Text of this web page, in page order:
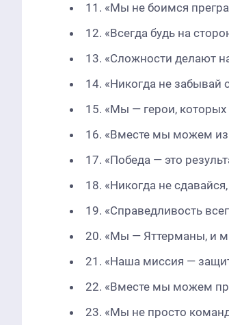
11. «Мы не боимся
12. «Всегда будь на
13. «Сложности делают
14. «Никогда не забывай
15. «Мы — герои, которых
16. «Вместе мы можем
17. «Победа — это
18. «Никогда не
19. «Справедливость
20. «Мы — Яттерманы, и
21. «Наша миссия —
22. «Вместе мы можем
23. «Мы не просто